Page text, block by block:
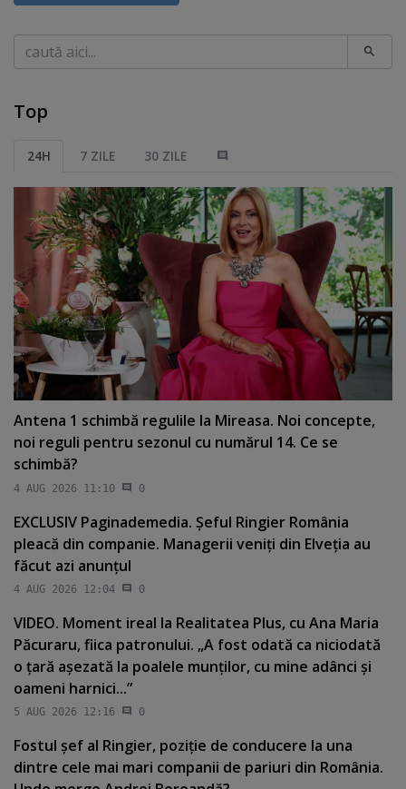
Caută
Top
24H 7 ZILE 30 ZILE
Antena 1 schimbă regulile la Mireasa. Noi concepte,
noi reguli pentru sezonul cu numărul 14. Ce se
schimbă?
4 AUG 2026 11:10 0
EXCLUSIV Paginademedia. Şeful Ringier România
pleacă din companie. Managerii veniţi din Elveţia au
făcut azi anunţul
4 AUG 2026 12:04 0
VIDEO. Moment ireal la Realitatea Plus, cu Ana Maria
Păcuraru, fiica patronului. „A fost odată ca niciodată
o ţară aşezată la poalele munţilor, cu mine adânci şi
oameni harnici...”
5 AUG 2026 12:16 0
Fostul şef al Ringier, poziţie de conducere la una
dintre cele mai mari companii de pariuri din România.